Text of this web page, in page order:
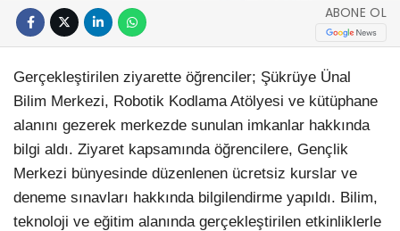
ABONE OL
Gerçekleştirilen ziyarette öğrenciler; Şükrüye Ünal
Bilim Merkezi, Robotik Kodlama Atölyesi ve kütüphane
alanını gezerek merkezde sunulan imkanlar hakkında
bilgi aldı. Ziyaret kapsamında öğrencilere, Gençlik
Merkezi bünyesinde düzenlenen ücretsiz kurslar ve
deneme sınavları hakkında bilgilendirme yapıldı. Bilim,
teknoloji ve eğitim alanında gerçekleştirilen etkinliklerle